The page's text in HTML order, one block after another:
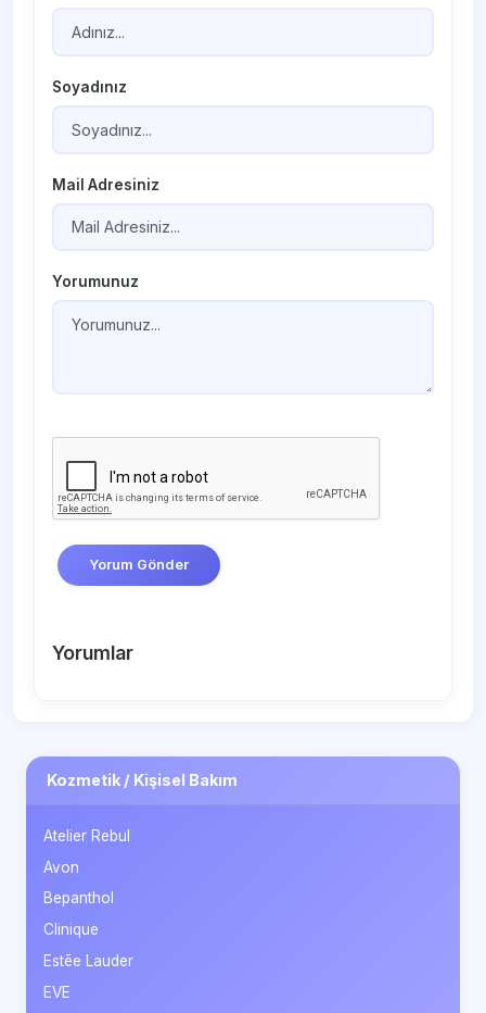
Soyadınız
Mail Adresiniz
Yorumunuz
Yorum Gönder
Yorumlar
Kozmetik / Kişisel Bakım
Atelier Rebul
Avon
Bepanthol
Clinique
Estēe Lauder
EVE